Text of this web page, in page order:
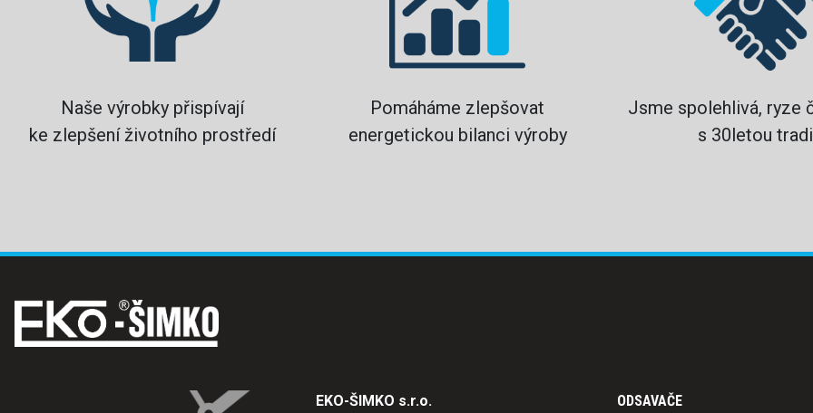
Naše výrobky přispívají
ke zlepšení životního prostředí
Pomáháme zlepšovat
energetickou bilanci výroby
Jsme spolehlivá, ryze
s 30letou
EKO-ŠIMKO s.r.o. ODSAVAČE